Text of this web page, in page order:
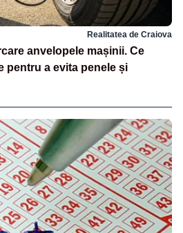
Realitatea de Craiova
anvelopele mașinii. Ce
pentru a evita penele și